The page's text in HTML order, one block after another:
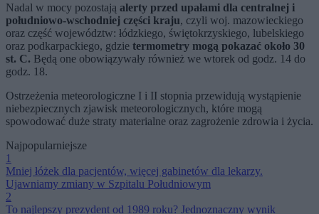
Nadal w mocy pozostają alerty przed upałami dla centralnej i
południowo-wschodniej części kraju, czyli woj. mazowieckiego
oraz część województw: łódzkiego, świętokrzyskiego, lubelskiego
oraz podkarpackiego, gdzie termometry mogą pokazać około 30
st. C. Będą one obowiązywały również we wtorek od godz. 14 do
godz. 18.
Ostrzeżenia meteorologiczne I i II stopnia przewidują wystąpienie
niebezpiecznych zjawisk meteorologicznych, które mogą
spowodować duże straty materialne oraz zagrożenie zdrowia i życia.
Najpopularniejsze
1
Mniej łóżek dla pacjentów, więcej gabinetów dla lekarzy.
Ujawniamy zmiany w Szpitalu Południowym
2
To najlepszy prezydent od 1989 roku? Jednoznaczny wynik